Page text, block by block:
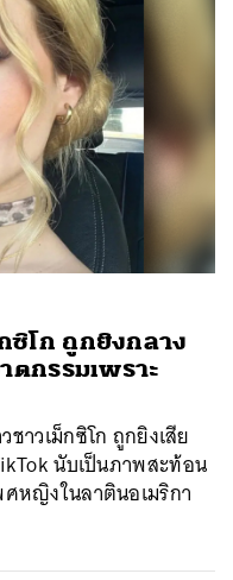
ซิโก ถูกยิงกลาง
ตกรรมเพราะ
ชาวเม็กซิโก ถูกยิงเสีย
นับเป็นภาพสะท้อน
หญิงในลาตินอเมริกา